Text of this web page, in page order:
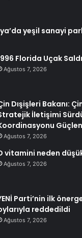
yeşil sanayi
Florida Uçak
Ağustos 7, 2026
Dışişleri Bakanı:
İletişimi
Ağustos 7, 2026
vitamini neden
Ağustos 7, 2026
Parti’nin ilk
reddedildi
Ağustos 7, 2026